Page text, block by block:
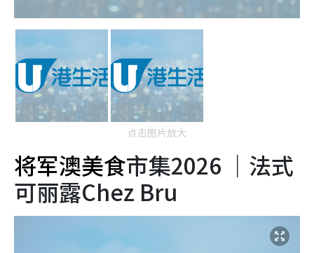
点击图片放大
将军澳美食市集2026 ｜法式
可丽露Chez Bru